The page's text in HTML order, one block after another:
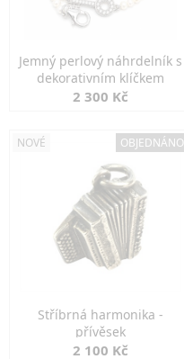
Jemný perlový náhrdelník s
dekorativním klíčkem
2 300 Kč
NOVÉ OBJEDNÁNO
Stříbrná harmonika -
přívěsek
2 100 Kč